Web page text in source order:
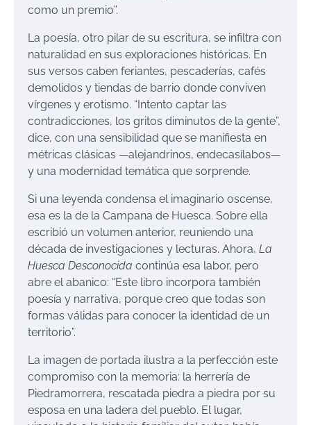
como un premio”.
La poesía, otro pilar de su escritura, se infiltra con
naturalidad en sus exploraciones históricas. En
sus versos caben feriantes, pescaderías, cafés
demolidos y tiendas de barrio donde conviven
vírgenes y erotismo. “Intento captar las
contradicciones, los gritos diminutos de la gente”,
dice, con una sensibilidad que se manifiesta en
métricas clásicas —alejandrinos, endecasílabos—
y una modernidad temática que sorprende.
Si una leyenda condensa el imaginario oscense,
esa es la de la Campana de Huesca. Sobre ella
escribió un volumen anterior, reuniendo una
década de investigaciones y lecturas. Ahora, La
Huesca Desconocida continúa esa labor, pero
abre el abanico: “Este libro incorpora también
poesía y narrativa, porque creo que todas son
formas válidas para conocer la identidad de un
territorio”.
La imagen de portada ilustra a la perfección este
compromiso con la memoria: la herrería de
Piedramorrera, rescatada piedra a piedra por su
esposa en una ladera del pueblo. El lugar,